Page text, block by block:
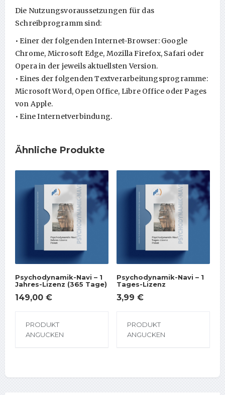
Die Nutzungsvoraussetzungen für das
Schreibprogramm sind:
• Einer der folgenden Internet-Browser: Google
Chrome, Microsoft Edge, Mozilla Firefox, Safari oder
Opera in der jeweils aktuellsten Version.
• Eines der folgenden Textverarbeitungsprogramme:
Microsoft Word, Open Office, Libre Office oder Pages
von Apple.
• Eine Internetverbindung.
Ähnliche Produkte
Psychodynamik-Navi – 1
Jahres-Lizenz (365 Tage)
149,00 €
PRODUKT
ANGUCKEN
Psychodynamik-Navi – 1
Tages-Lizenz
3,99 €
PRODUKT
ANGUCKEN